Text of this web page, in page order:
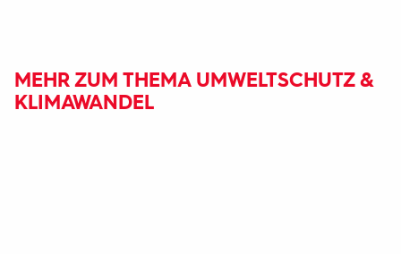
MEHR ZUM THEMA UMWELTSCHUTZ &
KLIMAWANDEL